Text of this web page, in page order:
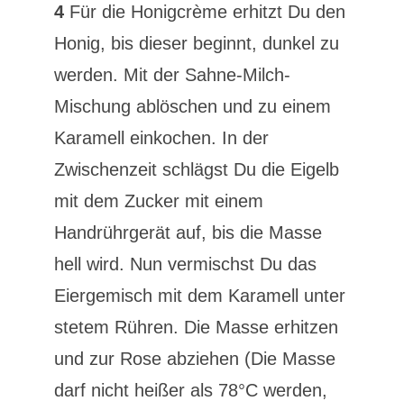
4Für die Honigcrème erhitzt Du den
Honig, bis dieser beginnt, dunkel zu
werden. Mit der Sahne-Milch-
Mischung ablöschen und zu einem
Karamell einkochen. In der
Zwischenzeit schlägst Du die Eigelb
mit dem Zucker mit einem
Handrührgerät auf, bis die Masse
hell wird. Nun vermischst Du das
Eiergemisch mit dem Karamell unter
stetem Rühren. Die Masse erhitzen
und zur Rose abziehen (Die Masse
darf nicht heißer als 78°C werden,